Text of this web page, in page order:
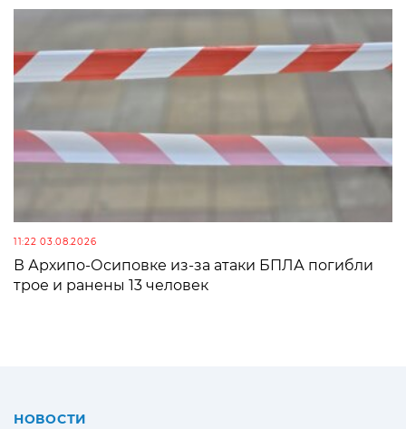
11:22 03.08.2026
В Архипо-Осиповке из-за атаки БПЛА погибли
трое и ранены 13 человек
НОВОСТИ